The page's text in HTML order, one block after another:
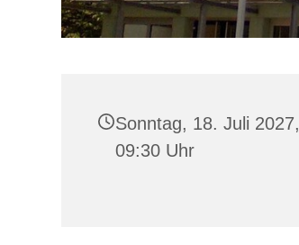
Sonntag, 18. Juli 2027,
09:30 Uhr